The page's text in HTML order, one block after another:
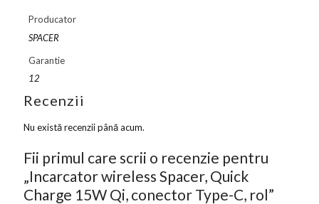
Producator
SPACER
Garantie
12
Recenzii
Nu există recenzii până acum.
Fii primul care scrii o recenzie pentru
„Incarcator wireless Spacer, Quick
Charge 15W Qi, conector Type-C, rol”